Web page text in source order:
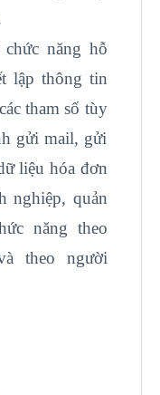
chức năng hỗ
lập thông tin
tham số tùy
gửi mail, gửi
liệu hóa đơn
nghiệp, quản
năng theo
theo người